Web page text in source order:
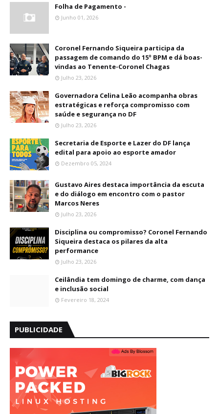
Folha de Pagamento -
Junho 01, 2026
Coronel Fernando Siqueira participa da
passagem de comando do 15º BPM e dá boas-
vindas ao Tenente-Coronel Chagas
Julho 23, 2026
Governadora Celina Leão acompanha obras
estratégicas e reforça compromisso com
saúde e segurança no DF
Julho 23, 2026
Secretaria de Esporte e Lazer do DF lança
edital para apoio ao esporte amador
Dezembro 05, 2024
Gustavo Aires destaca importância da escuta
e do diálogo em encontro com o pastor
Marcos Neres
Julho 23, 2026
Disciplina ou compromisso? Coronel Fernando
Siqueira destaca os pilares da alta
performance
Julho 23, 2026
Ceilândia tem domingo de charme, com dança
e inclusão social
Fevereiro 18, 2024
PUBLICIDADE